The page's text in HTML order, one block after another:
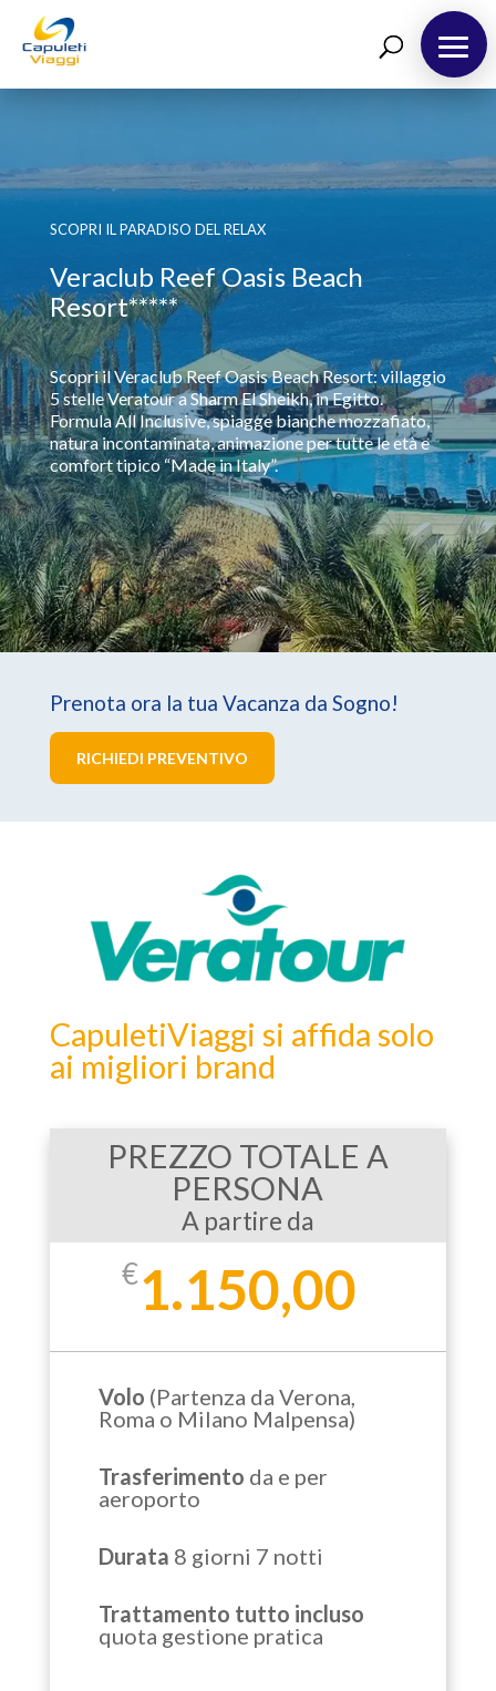
Richiedi Preventivo
BlogSCOPRI IL PARADISO DEL RELAX
Veraclub Reef Oasis Beach
Resort*****
Scopri il Veraclub Reef Oasis Beach Resort: villaggio
5 stelle Veratour a Sharm El Sheikh, in Egitto.
Formula All Inclusive, spiagge bianche mozzafiato,
natura incontaminata, animazione per tutte le età e
comfort tipico “Made in Italy”.
Prenota ora la tua Vacanza da Sogno!
RICHIEDI PREVENTIVO
CapuletiViaggi si affida solo
ai migliori brand
PREZZO TOTALE A
PERSONA
A partire da
€1.150,00
Volo (Partenza da Verona,
Roma o Milano Malpensa)
Trasferimento da e per
aeroporto
Durata 8 giorni 7 notti
Trattamento tutto incluso
quota gestione pratica